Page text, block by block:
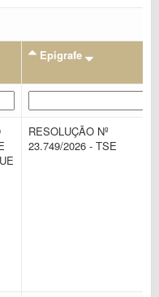
Epigrafe
RESOLUÇÃO Nº
23.749/2026 - TSE